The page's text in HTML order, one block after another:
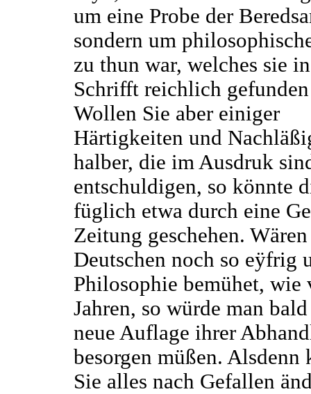
um eine Probe der
sondern um
zu thun war, welches sie
Schrifft reichlich
Wollen Sie aber einiger
Härtigkeiten und
halber, die im Ausdruk
entschuldigen, so könnte
füglich etwa durch eine
Zeitung geschehen.
Deutschen noch so eÿfrig
Philosophie bemühet, wie
Jahren, so würde man
neue Auflage ihrer
besorgen müßen. Alsdenn
Sie alles nach Gefallen